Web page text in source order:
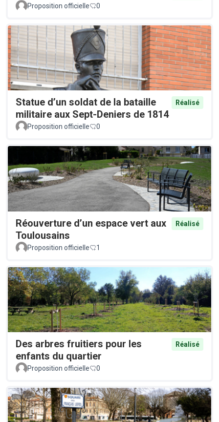
Proposition officielle
0
Statue d’un soldat de la bataille
militaire aux Sept-Deniers de 1814
Réalisé
Proposition officielle 0
Réouverture d’un espace vert aux
Toulousains
Réalisé
Proposition officielle 1
Des arbres fruitiers pour les
enfants du quartier
Réalisé
Proposition officielle 0